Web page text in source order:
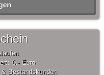
0,- Euro
Bestandskunden